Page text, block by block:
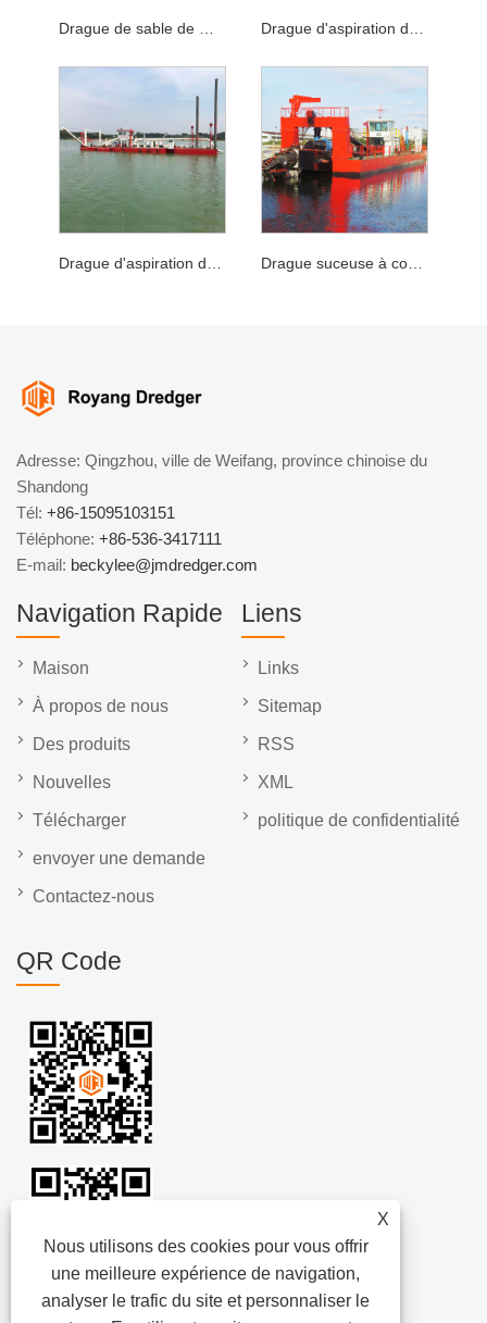
X
Nous utilisons des cookies pour vous offrir
une meilleure expérience de navigation,
analyser le trafic du site et personnaliser le
Adresse: Qingzhou, ville de Weifang, province chinoise du
Shandong
Tél: +86-15095103151
Téléphone: +86-536-3417111
E-mail: beckylee@jmdredger.com
Navigation Rapide
Maison
À propos de nous
Des produits
Nouvelles
Télécharger
envoyer une demande
Contactez-nous
Liens
Links
Sitemap
RSS
XML
politique de confidentialité
QR Code